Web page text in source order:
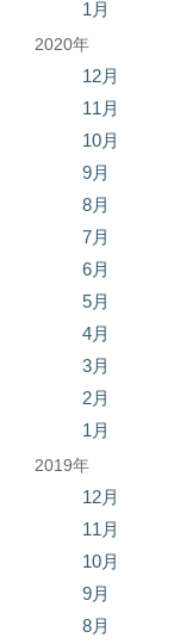
1月
2020年
12月
11月
10月
9月
8月
7月
6月
5月
4月
3月
2月
1月
2019年
12月
11月
10月
9月
8月